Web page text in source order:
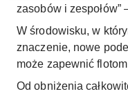
zasobów i zespołów”
W środowisku, w
znaczenie, nowe
może zapewnić
Od obniżenia